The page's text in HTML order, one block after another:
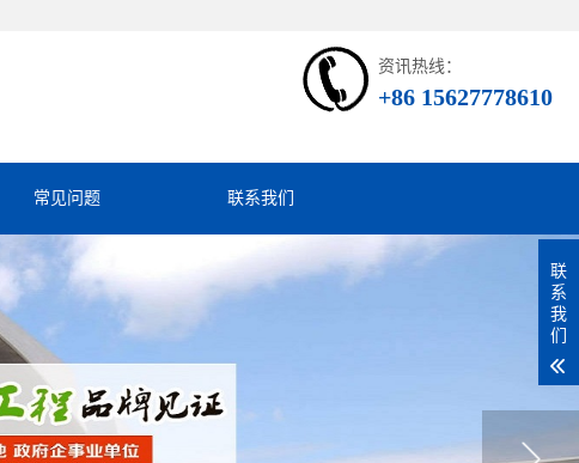
资讯热线：
+86 15627778610
常见问题 联系我们
联
系
我
们